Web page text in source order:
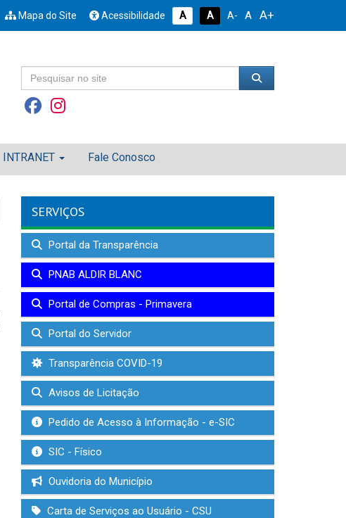
Mapa do Site Acessibilidade A A A- A A+
INTRANET Fale Conosco
SERVIÇOS
Portal da Transparência
PNAB ALDIR BLANC
Portal de Compras - Primavera
Portal do Servidor
Transparência COVID-19
Avisos de Licitação
Pedido de Acesso à Informação - e-SIC
SIC - Físico
Ouvidoria do Município
Carta de Serviços ao Usuário - CSU